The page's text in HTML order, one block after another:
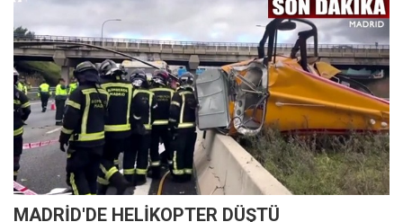
MADRİD'DE HELİKOPTER DÜŞTÜ